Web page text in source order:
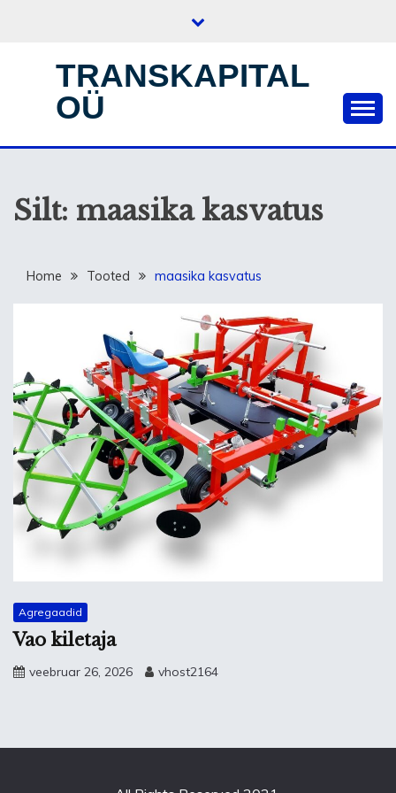
TRANSKAPITAL
OÜ
Silt: maasika kasvatus
Home Tooted maasika kasvatus
Agregaadid
Vao kiletaja
veebruar 26, 2026 vhost2164